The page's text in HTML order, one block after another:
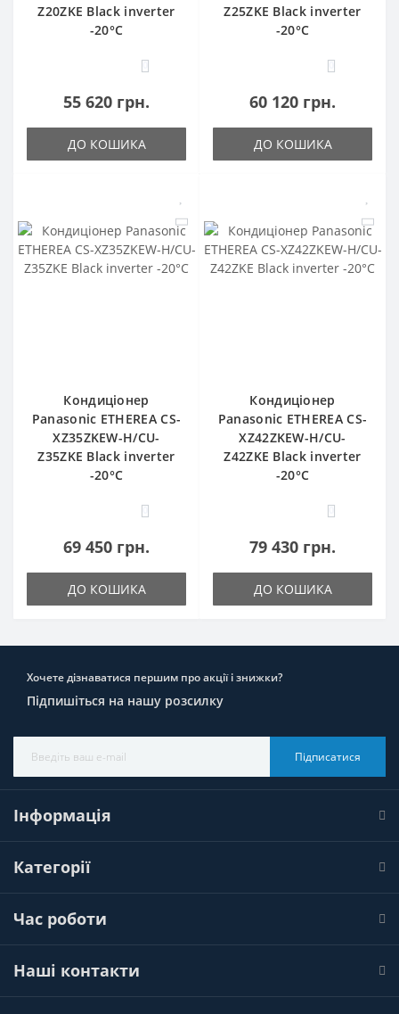
Z20ZKE Black inverter
-20°C
0
55 620 грн.
ДО КОШИКА
Z25ZKE Black inverter
-20°C
0
60 120 грн.
ДО КОШИКА
Кондиціонер
Panasonic ETHEREA CS-
XZ35ZKEW-H/CU-
Z35ZKE Black inverter
-20°C
0
69 450 грн.
ДО КОШИКА
Кондиціонер
Panasonic ETHEREA CS-
XZ42ZKEW-H/CU-
Z42ZKE Black inverter
-20°C
0
79 430 грн.
ДО КОШИКА
Хочете дізнаватися першим про акції і знижки?
Підпишіться на нашу розсилку
Підписатися
Інформація
Категорії
Час роботи
Наші контакти